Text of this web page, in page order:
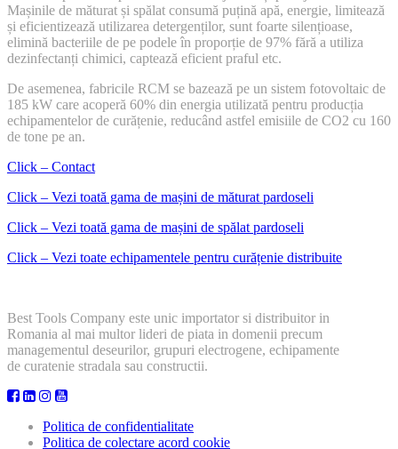
Mașinile de măturat și spălat consumă puțină apă, energie, limitează
și eficientizează utilizarea detergenților, sunt foarte silențioase,
elimină bacteriile de pe podele în proporție de 97% fără a utiliza
dezinfectanți chimici, captează eficient praful etc.
De asemenea, fabricile RCM se bazează pe un sistem fotovoltaic de
185 kW care acoperă 60% din energia utilizată pentru producția
echipamentelor de curățenie, reducând astfel emisiile de CO2 cu 160
de tone pe an.
Click – Contact
Click – Vezi toată gama de mașini de măturat pardoseli
Click – Vezi toată gama de mașini de spălat pardoseli
Click – Vezi toate echipamentele pentru curățenie distribuite
Best Tools Company este unic importator si distribuitor in
Romania al mai multor lideri de piata in domenii precum
managementul deseurilor, grupuri electrogene, echipamente
de curatenie stradala sau constructii.
Politica de confidentialitate
Politica de colectare acord cookie